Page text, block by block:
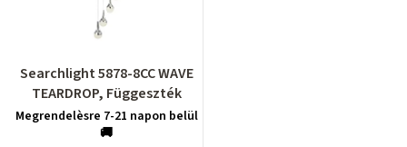
Searchlight 5878-8CC WAVE
TEARDROP, Függeszték
Megrendelèsre 7-21 napon belül
🚚